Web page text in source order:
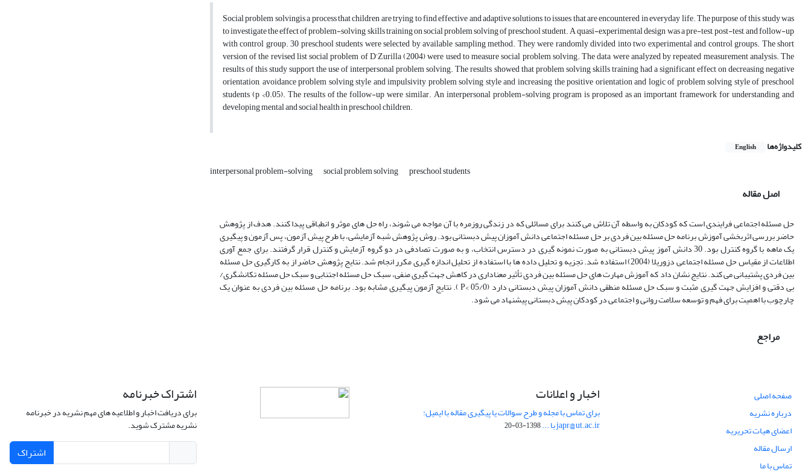
Social problem solvingis a process that children are trying to find effective and adaptive solutions to issues that are encountered in everyday life. The purpose of this study was
to investigate the effect of problem-solving skills training on social problem solving of preschool student. A quasi-experimental design was a pre-test, post-test, and follow-up
with control group. 30 preschool students were selected by available sampling method. They were randomly divided into two experimental and control groups. The short
version of the revised list social problem of D’Zurilla (2004) were used to measure social problem solving. The data were analyzed by repeated measurement analysis. The
results of this study support the use of interpersonal problem solving. The results showed that problem solving skills training had a significant effect on decreasing negative
orientation, avoidance problem solving style and impulsivity problem solving style and increasing the positive orientation and logic of problem solving style of preschool
students (p <0.05). The results of the follow-up were similar. An interpersonal problem-solving program is proposed as an important framework for understanding and
developing mental and social health in preschool children.
کلیدواژه‌ها English
interpersonal problem-solving social problem solving preschool students
اصل مقاله
حل مسئله اجتماعی فرایندی است که کودکان به ­واسطه آن تلاش می ­کنند برای مسائلی که در زندگی روزمره با آن مواجه می­ شوند، راه­ حل ­های موثر و انطباقی پیدا کنند. هدف از پژوهش
حاضر بررسی اثربخشی آموزش برنامه حل مسئله بین فردی بر حل مسئله اجتماعی دانش آموزان پیش دبستانی بود. روش پژوهش شبه آزمایشی، با طرح پیش ‌آزمون، پس‌ آزمون و پیگیری
یک ­­ماهه با گروه کنترل بود. 30 دانش ­آموز پیش دبستانی به ‌صورت نمونه ‌گیری در دسترس انتخاب، و به ‌صورت تصادفی در دو گروه آزمایش و کنترل قرار گرفتند. برای جمع‌ آوری
اطلاعات از مقیاس حل مسئله اجتماعی دزوریلا (2004) استفاده شد. تجزیه‌ و تحلیل داده‌ ها با استفاده از تحلیل اندازه ­گیری مکرر انجام شد. نتایج پژوهش حاضر از به ‌کارگیری حل مسئله
بین فردی پشتیبانی می ‌کند. نتایج نشان داد که آموزش مهارت ­های حل مسئله بین فردی تأثیر معناداری در کاهش جهت گیری منفی، سبک حل مسئله اجتنابی و سبک حل مسئله تکانشگری/
بی دقتی و افزایش جهت ­گیری مثبت و سبک حل مسئله منطقی دانش آموزان پیش دبستانی دارد (05/0 >P ). نتایج آزمون پیگیری مشابه بود. برنامه حل مسئله بین فردی به ‌عنوان یک
چارچوب با اهمیت برای فهم و توسعه سلامت روانی و اجتماعی در کودکان پیش دبستانی پیشنهاد می ‌شود.
مراجع
صفحه اصلی
درباره نشریه
اعضای هیات تحریریه
ارسال مقاله
تماس با ما
اخبار و اعلانات
برای تماس با مجله و طرح سوالات یا پیگیری مقاله با ایمیل:
japr@ut.ac.ir با ... 1398-03-20
اشتراک خبرنامه
برای دریافت اخبار و اطلاعیه های مهم نشریه در خبرنامه
نشریه مشترک شوید.
اشتراک